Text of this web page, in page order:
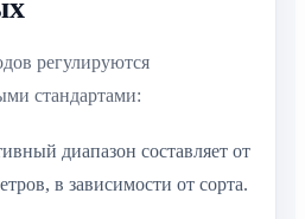
регулируются
стандартами:
диапазон составляет от
в зависимости от сорта.